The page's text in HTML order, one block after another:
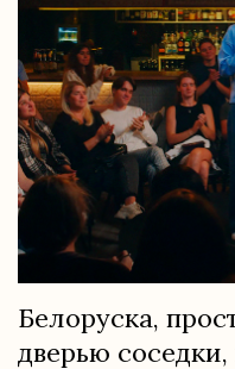
Белоруска,
дверью